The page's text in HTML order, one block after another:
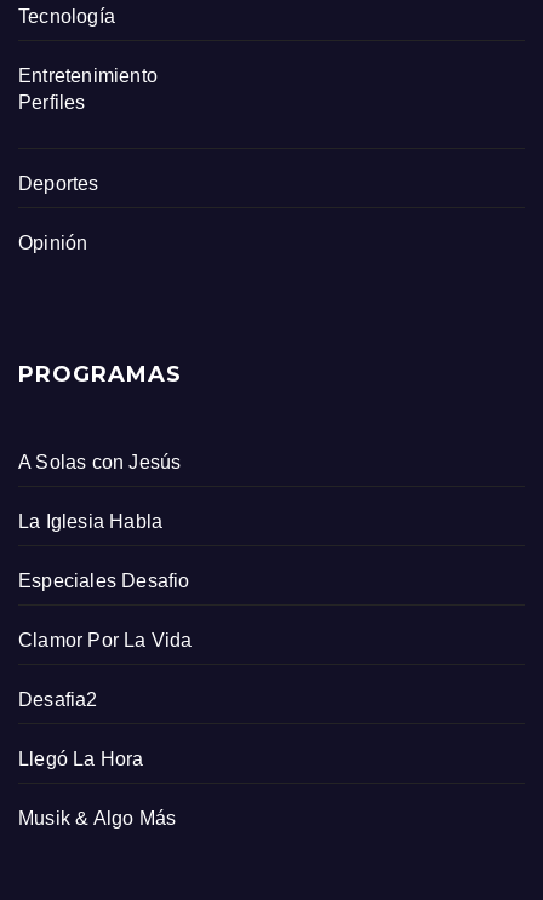
Tecnología
Entretenimiento
Perfiles
Deportes
Opinión
PROGRAMAS
A Solas con Jesús
La Iglesia Habla
Especiales Desafio
Clamor Por La Vida
Desafia2
Llegó La Hora
Musik & Algo Más